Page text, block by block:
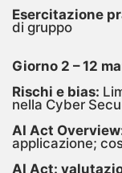
Esercitazione
di gruppo
Giorno 2 – 12
Rischi e bias:
nella Cyber
AI Act
applicazione;
AI Act: